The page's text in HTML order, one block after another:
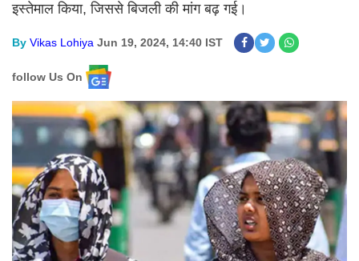
इस्तेमाल किया, जिससे बिजली की मांग बढ़ गई।
By Vikas Lohiya Jun 19, 2024, 14:40 IST
follow Us On